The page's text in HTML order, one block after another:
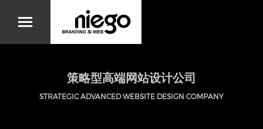
策略型高端网站设计公司
STRATEGIC ADVANCED WEBSITE DESIGN COMPANY